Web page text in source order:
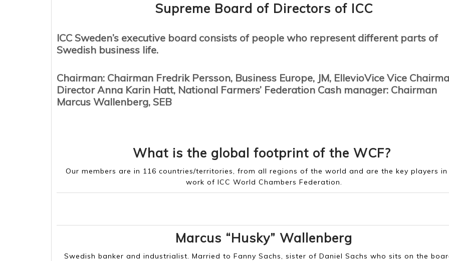
Supreme Board of Directors of ICC
ICC Sweden’s executive board consists of people who represent different parts of
Swedish business life.
Chairman: Chairman Fredrik Persson, Business Europe, JM, EllevioVice Vice
Director Anna Karin Hatt, National Farmers’ Federation Cash manager: Chairman
Marcus Wallenberg, SEB
What is the global footprint of the WCF?
Our members are in 116 countries/territories, from all regions of the world and are the key players in
work of ICC World Chambers Federation.
Marcus “Husky” Wallenberg
Swedish banker and industrialist. Married to Fanny Sachs, sister of Daniel Sachs who sits on the